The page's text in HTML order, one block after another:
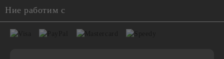
Ние работим с